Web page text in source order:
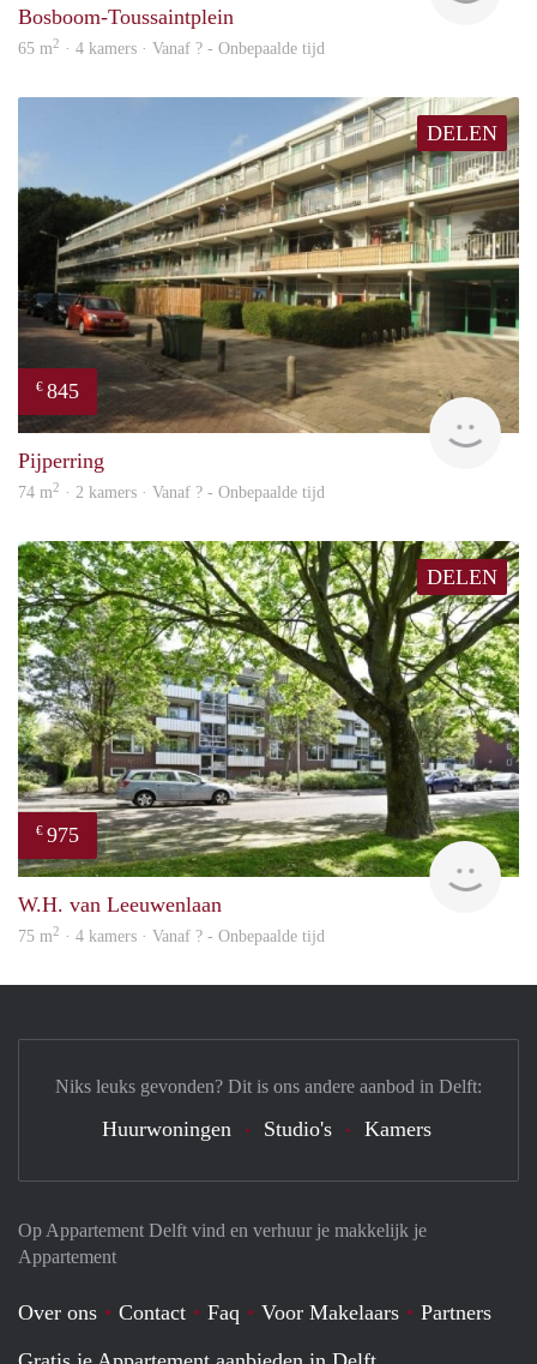
Bosboom-Toussaintplein
65 m2 · 4 kamers · Vanaf ? - Onbepaalde tijd
DELEN
€ 845
rent
Pijperring
74 m2 · 2 kamers · Vanaf ? - Onbepaalde tijd
DELEN
€ 975
W.H. van Leeuwenlaan
75 m2 · 4 kamers · Vanaf ? - Onbepaalde tijd
Op Appartement Delft vind en verhuur je makkelijk je
Appartement
Over ons Contact Faq Voor Makelaars
Partners
Niks leuks gevonden? Dit is ons andere aanbod in Delft:
Huurwoningen Studio's Kamers